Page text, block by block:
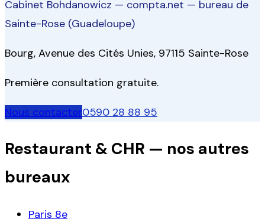
Cabinet Bohdanowicz — compta.net — bureau de
Sainte-Rose (Guadeloupe)
Bourg, Avenue des Cités Unies, 97115 Sainte-Rose
Première consultation gratuite.
Nous contacter0590 28 88 95
Restaurant & CHR — nos autres
bureaux
Paris 8e